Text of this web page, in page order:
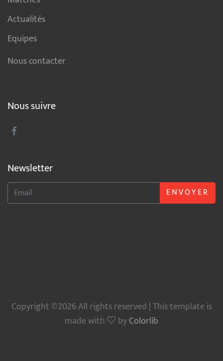
Actualités
Equipes
Nous contacter
Nous suivre
Newsletter
ENVOYER
Copyright ©2026 All rights reserved | This template is
made with
byColorlib